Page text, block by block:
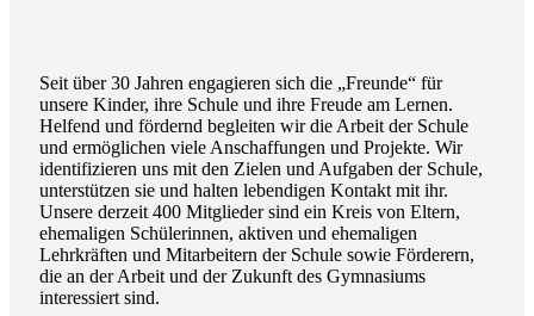
Seit über 30 Jahren engagieren sich die „Freunde“ für
unsere Kinder, ihre Schule und ihre Freude am Lernen.
Helfend und fördernd begleiten wir die Arbeit der Schule
und ermöglichen viele Anschaffungen und Projekte. Wir
identifizieren uns mit den Zielen und Aufgaben der Schule,
unterstützen sie und halten lebendigen Kontakt mit ihr.
Unsere derzeit 400 Mitglieder sind ein Kreis von Eltern,
ehemaligen Schülerinnen, aktiven und ehemaligen
Lehrkräften und Mitarbeitern der Schule sowie Förderern,
die an der Arbeit und der Zukunft des Gymnasiums
interessiert sind.